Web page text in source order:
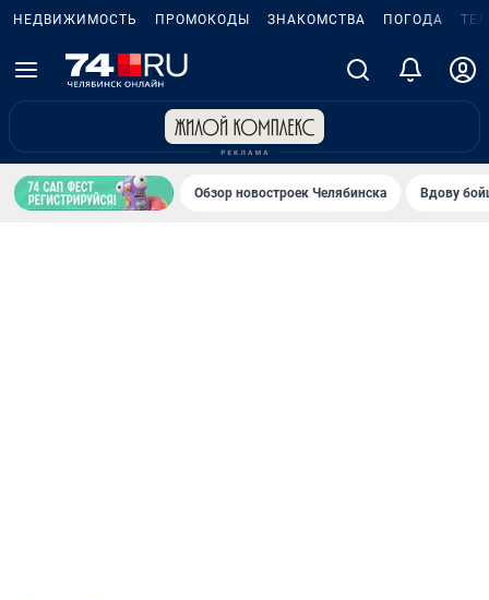
НЕДВИЖИМОСТЬ ПРОМОКОДЫ ЗНАКОМСТВА ПОГОДА
Обзор новостроек Челябинска Вдову